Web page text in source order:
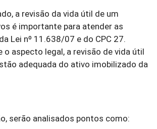
a revisão da vida útil de um
é importante para atender as
Lei nº 11.638/07 e do CPC 27.
o aspecto legal, a revisão de vida útil
adequada do ativo imobilizado da
serão analisados pontos como: